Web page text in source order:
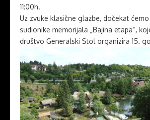
11:00h.
Uz zvuke klasične glazbe, dočekat
sudionike memorijala „Bajina etapa“,
društvo Generalski Stol organizira 15.